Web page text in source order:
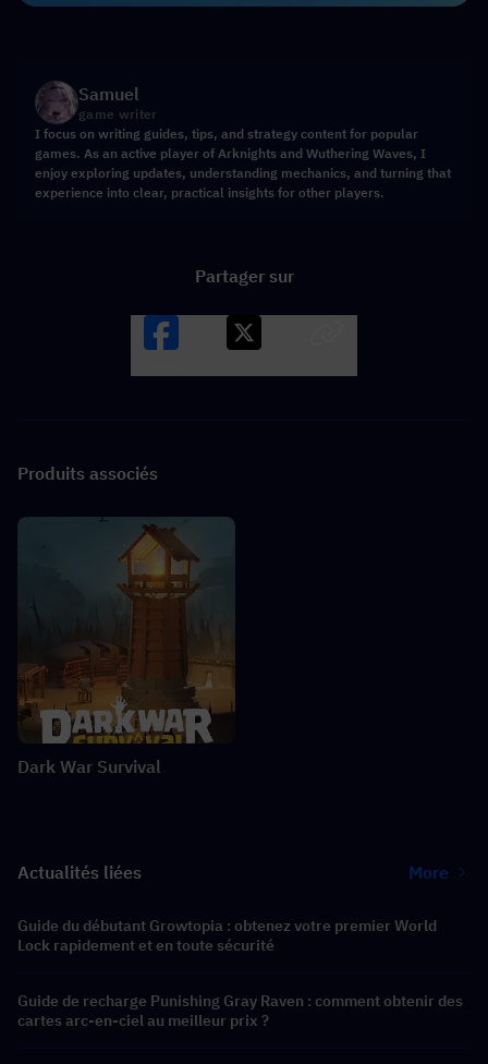
Samuel
game writer
I focus on writing guides, tips, and strategy content for popular
games. As an active player of Arknights and Wuthering Waves, I
enjoy exploring updates, understanding mechanics, and turning that
experience into clear, practical insights for other players.
Partager sur
Produits associés
Dark War Survival
Actualités liées More
Guide du débutant Growtopia : obtenez votre premier World
Lock rapidement et en toute sécurité
Guide de recharge Punishing Gray Raven : comment obtenir des
cartes arc-en-ciel au meilleur prix ?